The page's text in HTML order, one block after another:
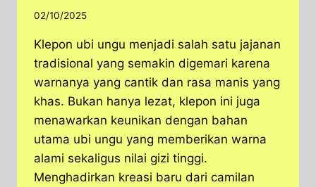
02/10/2025
Klepon ubi ungu menjadi salah satu jajanan
tradisional yang semakin digemari karena
warnanya yang cantik dan rasa manis yang
khas. Bukan hanya lezat, klepon ini juga
menawarkan keunikan dengan bahan
utama ubi ungu yang memberikan warna
alami sekaligus nilai gizi tinggi.
Menghadirkan kreasi baru dari camilan